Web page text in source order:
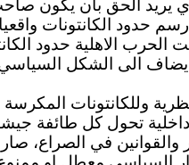
يريد الحق بأن يكون
حدود الكانتونات
الحرب الاهلية حدود
يضاف الى الشكل
وللكانتونات
تحول كل طائفة